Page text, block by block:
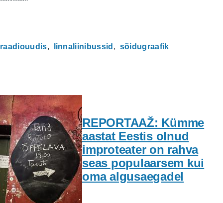
raadiouudis linnaliinibussid sõidugraafik
REPORTAAŽ: Kümme
aastat Eestis olnud
improteater on rahva
seas populaarsem kui
oma algusaegadel